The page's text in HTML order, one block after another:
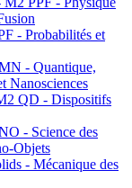
- Probabilités et
- Quantique,
Nanosciences
QD - Dispositifs
- Science des
Objets
- Mécanique des